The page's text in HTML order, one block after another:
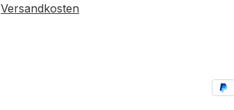
Versandkosten